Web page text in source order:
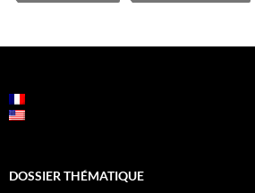
DOSSIER THÉMATIQUE